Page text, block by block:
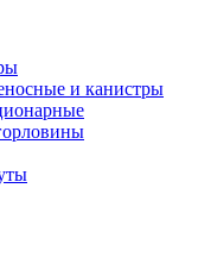
и канистры